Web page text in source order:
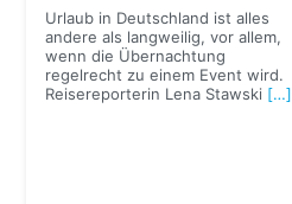
Urlaub in Deutschland ist alles
andere als langweilig, vor allem,
wenn die Übernachtung
regelrecht zu einem Event wird.
Reisereporterin Lena Stawski […]